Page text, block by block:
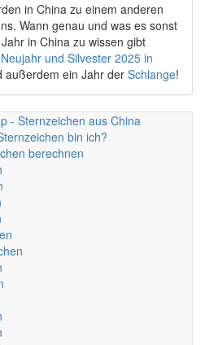
in China zu einem anderen
Wann genau und was es sonst
in China zu wissen gibt
Neujahr und Silvester 2025 in
außerdem ein Jahr der Schlange!
- Sternzeichen aus China
bin ich?
berechnen